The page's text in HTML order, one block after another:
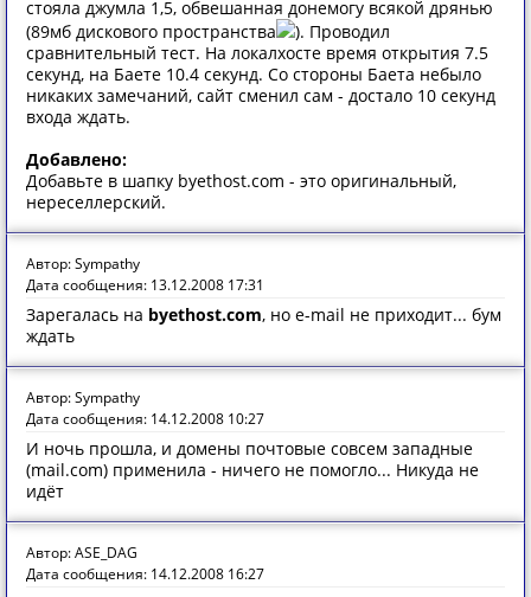
стояла джумла 1,5, обвешанная донемогу всякой дрянью
(89мб дискового пространства
). Проводил
сравнительный тест. На локалхосте время открытия 7.5
секунд, на Баете 10.4 секунд. Со стороны Баета небыло
никаких замечаний, сайт сменил сам - достало 10 секунд
входа ждать.
Добавлено:
Добавьте в шапку byethost.com - это оригинальный,
нереселлерский.
Автор: Sympathy
Дата сообщения: 13.12.2008 17:31
Зарегалась на byethost.com, но e-mail не приходит... бум
ждать
Автор: Sympathy
Дата сообщения: 14.12.2008 10:27
И ночь прошла, и домены почтовые совсем западные
(mail.com) применила - ничего не помогло... Никуда не
идёт
Автор: ASE_DAG
Дата сообщения: 14.12.2008 16:27